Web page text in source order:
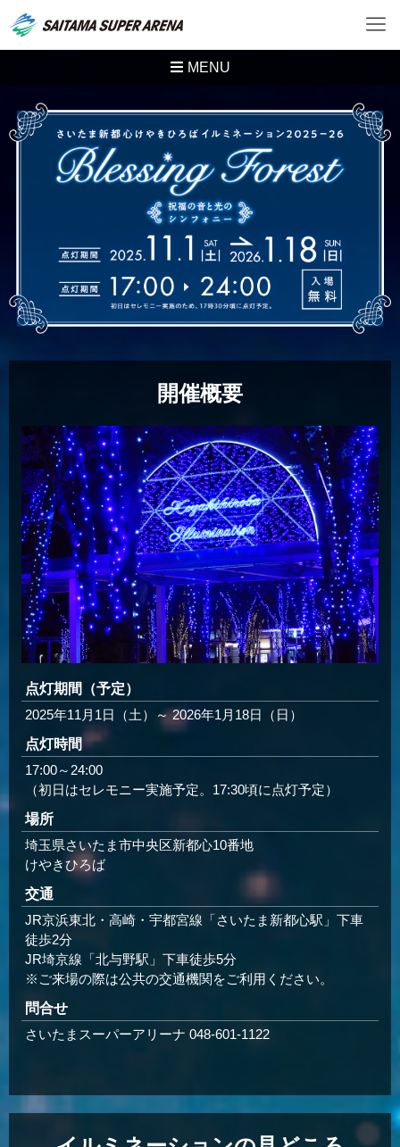
MENU
ホーム
開催概要
JAZZDAYインタビュー
クリスマスマーケット
ギャラリー
開催概要
点灯期間（予定）
2025年11月1日（土）～ 2026年1月18日（日）
点灯時間
17:00～24:00
（初日はセレモニー実施予定。17:30頃に点灯予定）
場所
埼玉県さいたま市中央区新都心10番地
けやきひろば
交通
JR京浜東北・高崎・宇都宮線「さいたま新都心駅」下車
徒歩2分
JR埼京線「北与野駅」下車徒歩5分
※ご来場の際は公共の交通機関をご利用ください。
問合せ
さいたまスーパーアリーナ 048-601-1122